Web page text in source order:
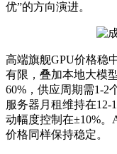
优”的方向演进。
高端旗舰GPU价格稳
有限，叠加本地大模
60%，供应周期需1-2
服务器月租维持在12-
动幅度控制在±10%。
价格同样保持稳定。